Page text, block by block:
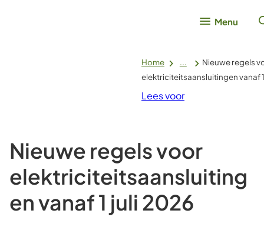
Menu
Home ...
Nieuwe regels
elektriciteitsaansluitingen vanaf
Lees voor
Nieuwe regels voor
elektriciteitsaansluiting
en vanaf 1 juli 2026